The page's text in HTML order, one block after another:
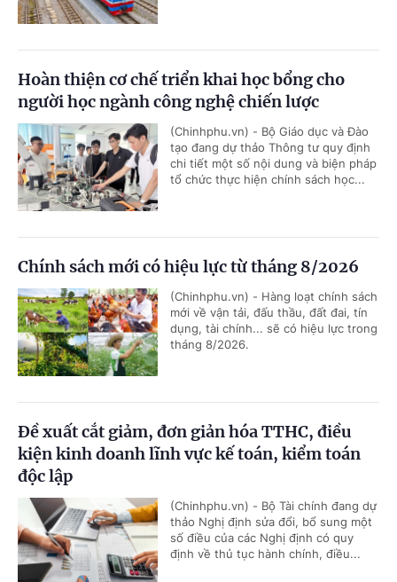
Hoàn thiện cơ chế triển khai học bổng cho
người học ngành công nghệ chiến lược
(Chinhphu.vn) - Bộ Giáo dục và Đào
tạo đang dự thảo Thông tư quy định
chi tiết một số nội dung và biện pháp
tổ chức thực hiện chính sách học...
Chính sách mới có hiệu lực từ tháng 8/2026
(Chinhphu.vn) - Hàng loạt chính sách
mới về vận tải, đấu thầu, đất đai, tín
dụng, tài chính... sẽ có hiệu lực trong
tháng 8/2026.
Đề xuất cắt giảm, đơn giản hóa TTHC, điều
kiện kinh doanh lĩnh vực kế toán, kiểm toán
độc lập
(Chinhphu.vn) - Bộ Tài chính đang dự
thảo Nghị định sửa đổi, bổ sung một
số điều của các Nghị định có quy
định về thủ tục hành chính, điều...